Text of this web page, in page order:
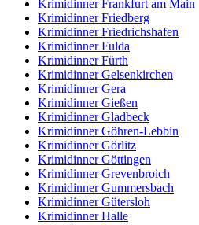
Krimidinner Frankfurt am Main
Krimidinner Friedberg
Krimidinner Friedrichshafen
Krimidinner Fulda
Krimidinner Fürth
Krimidinner Gelsenkirchen
Krimidinner Gera
Krimidinner Gießen
Krimidinner Gladbeck
Krimidinner Göhren-Lebbin
Krimidinner Görlitz
Krimidinner Göttingen
Krimidinner Grevenbroich
Krimidinner Gummersbach
Krimidinner Gütersloh
Krimidinner Halle